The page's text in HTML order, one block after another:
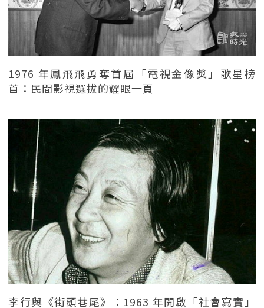
1976 年鳳飛飛勇奪首屆「電視金像獎」歌星榜
首：民間影視選拔的耀眼一頁
李行與《街頭巷尾》：1963 年開啟「社會寫實」